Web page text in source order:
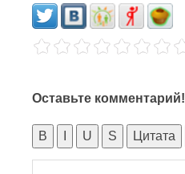
Оставьте комментарий!
B U S Цитата